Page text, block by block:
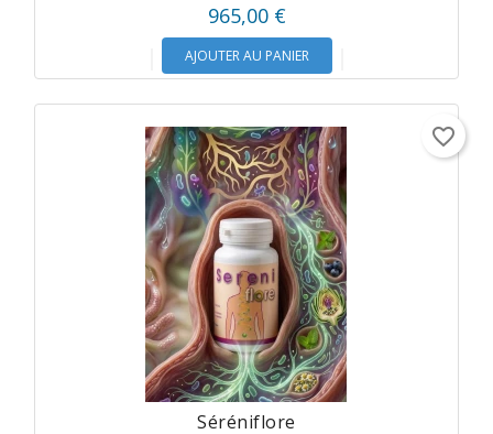
965,00 €
AJOUTER AU PANIER
Séréniflore
favorite_border